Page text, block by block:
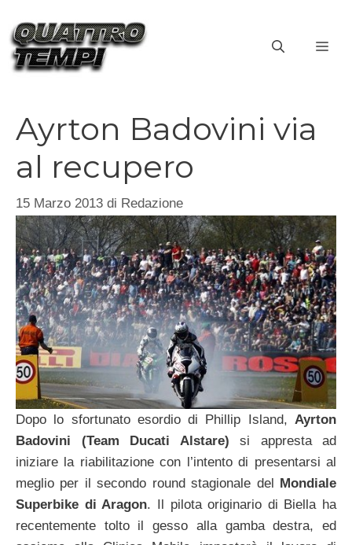
contenuto
Ayrton Badovini via
al recupero
15 Marzo 2013 di Redazione
Dopo lo sfortunato esordio di Phillip Island, Ayrton
Badovini (Team Ducati Alstare) si appresta ad
iniziare la riabilitazione con l’intento di presentarsi al
meglio per il secondo round stagionale del
Mondiale
Superbike di Aragon. Il pilota originario di Biella ha
recentemente tolto il gesso alla gamba destra, ed